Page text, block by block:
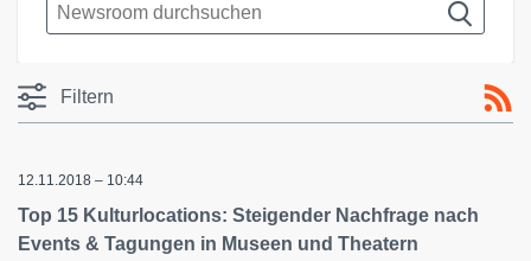
Filtern
12.11.2018 – 10:44
Top 15 Kulturlocations: Steigender Nachfrage nach
Events & Tagungen in Museen und Theatern